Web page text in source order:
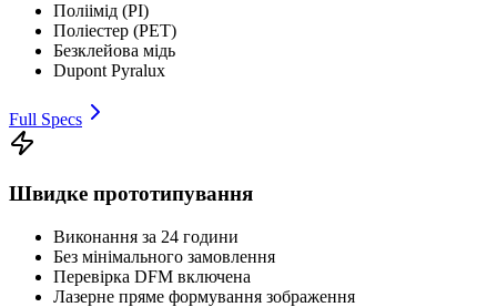
Поліімід (PI)
Поліестер (PET)
Безклейова мідь
Dupont Pyralux
Full Specs
Швидке прототипування
Виконання за 24 години
Без мінімального замовлення
Перевірка DFM включена
Лазерне пряме формування зображення